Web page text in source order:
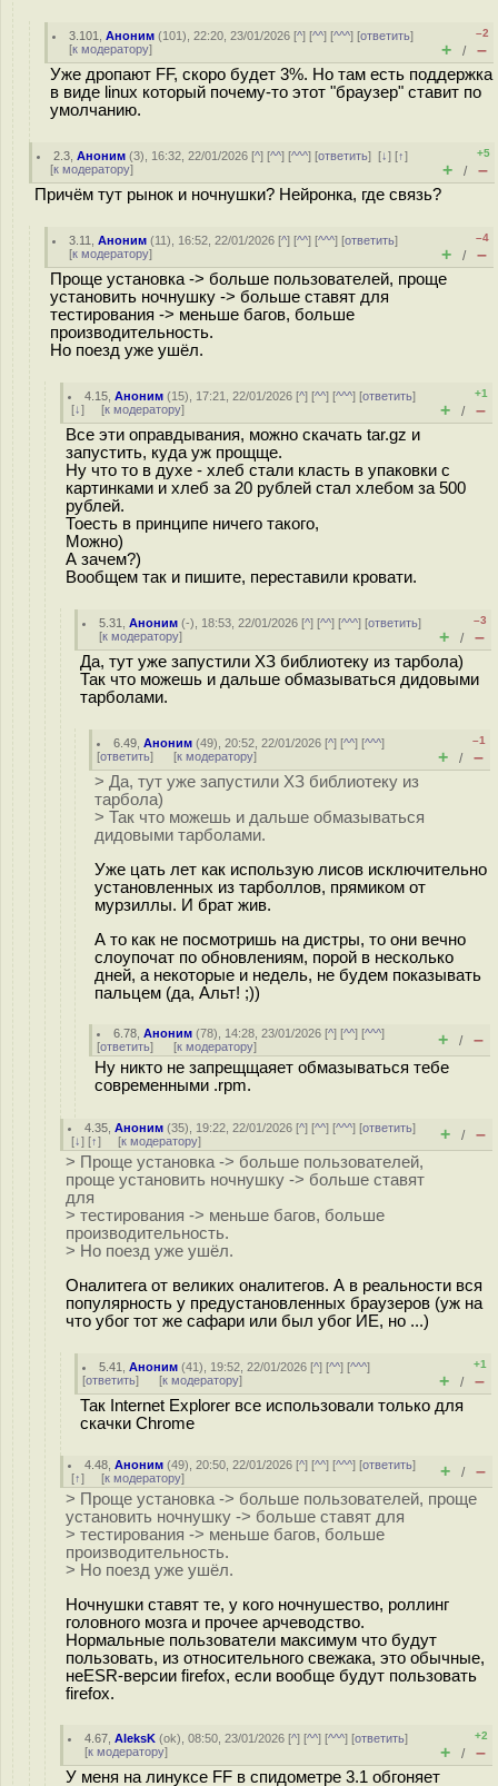
3.101 ,Аноним (101), 22:20, 23/01/2026 [^] [^^] [^^^] [ответить]
[к модератору]
–2
+ / –
Уже дропают FF, скоро будет 3%. Но там есть поддержка
в виде linux который почему-то этот "браузер" ставит по
умолчанию.
2.3 ,Аноним (3), 16:32, 22/01/2026 [^] [^^] [^^^] [ответить][↓] [↑]
[к модератору]
+5
+ / –
Причём тут рынок и ночнушки? Нейронка, где связь?
3.11 ,Аноним (11), 16:52, 22/01/2026 [^] [^^] [^^^] [ответить]
[к модератору]
–4
+ / –
Проще установка -> больше пользователей, проще
установить ночнушку -> больше ставят для
тестирования -> меньше багов, больше
производительность.
Но поезд уже ушёл.
4.15 ,Аноним (15), 17:21, 22/01/2026 [^] [^^] [^^^] [ответить]
[↓] [к модератору]
+1
+ / –
Все эти оправдывания, можно скачать tar.gz и
запустить, куда уж прощще.
Ну что то в духе - хлеб стали класть в упаковки с
картинками и хлеб за 20 рублей стал хлебом за 500
рублей.
Тоесть в принципе ничего такого,
Можно)
А зачем?)
Вообщем так и пишите, переставили кровати.
5.31 ,Аноним (-), 18:53, 22/01/2026 [^] [^^] [^^^] [ответить]
[к модератору]
–3
+ / –
Да, тут уже запустили ХЗ библиотеку из тарбола)
Так что можешь и дальше обмазываться дидовыми
тарболами.
6.49 ,Аноним (49), 20:52, 22/01/2026 [^] [^^] [^^^]
[ответить] [к модератору]
–1
+ / –
> Да, тут уже запустили ХЗ библиотеку из
тарбола)
> Так что можешь и дальше обмазываться
дидовыми тарболами.
Уже цать лет как использую лисов исключительно
установленных из тарболлов, прямиком от
мурзиллы. И брат жив.
А то как не посмотришь на дистры, то они вечно
слоупочат по обновлениям, порой в несколько
дней, а некоторые и недель, не будем показывать
пальцем (да, Альт! ;))
6.78 ,Аноним (78), 14:28, 23/01/2026 [^] [^^] [^^^]
[ответить] [к модератору] + / –
Ну никто не запрещщаяет обмазываться тебе
современными .rpm.
4.35 ,Аноним (35), 19:22, 22/01/2026 [^] [^^] [^^^] [ответить]
[↓] [↑] [к модератору] + / –
> Проще установка -> больше пользователей,
проще установить ночнушку -> больше ставят
для
> тестирования -> меньше багов, больше
производительность.
> Но поезд уже ушёл.
Оналитега от великих оналитегов. А в реальности вся
популярность у предустановленных браузеров (уж на
что убог тот же сафари или был убог ИЕ, но ...)
5.41 ,Аноним (41), 19:52, 22/01/2026 [^] [^^] [^^^]
[ответить] [к модератору]
+1
+ / –
Так Internet Explorer все использовали только для
скачки Chrome
4.48 ,Аноним (49), 20:50, 22/01/2026 [^] [^^] [^^^] [ответить]
[↑] [к модератору] + / –
> Проще установка -> больше пользователей, проще
установить ночнушку -> больше ставят для
> тестирования -> меньше багов, больше
производительность.
> Но поезд уже ушёл.
Ночнушки ставят те, у кого ночнушество, роллинг
головного мозга и прочее арчеводство.
Нормальные пользователи максимум что будут
пользовать, из относительного свежака, это обычные,
неESR-версии firefox, если вообще будут пользовать
firefox.
4.67 ,AleksK (ok), 08:50, 23/01/2026 [^] [^^] [^^^] [ответить]
[к модератору]
+2
+ / –
У меня на линуксе FF в спидометре 3.1 обгоняет